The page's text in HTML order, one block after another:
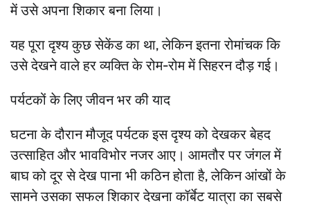
में उसे अपना शिकार बना लिया।
यह पूरा दृश्य कुछ सेकेंड का था, लेकिन इतना रोमांचक कि
उसे देखने वाले हर व्यक्ति के रोम-रोम में सिहरन दौड़ गई।
पर्यटकों के लिए जीवन भर की याद
घटना के दौरान मौजूद पर्यटक इस दृश्य को देखकर बेहद
उत्साहित और भावविभोर नजर आए। आमतौर पर जंगल में
बाघ को दूर से देख पाना भी कठिन होता है, लेकिन आंखों के
सामने उसका सफल शिकार देखना कॉर्बेट यात्रा का सबसे